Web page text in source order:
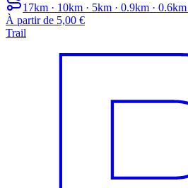
17km · 10km · 5km · 0.9km ·
À partir de 5,00 €
Trail